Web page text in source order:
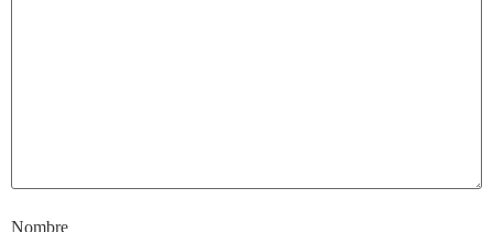
Nombre